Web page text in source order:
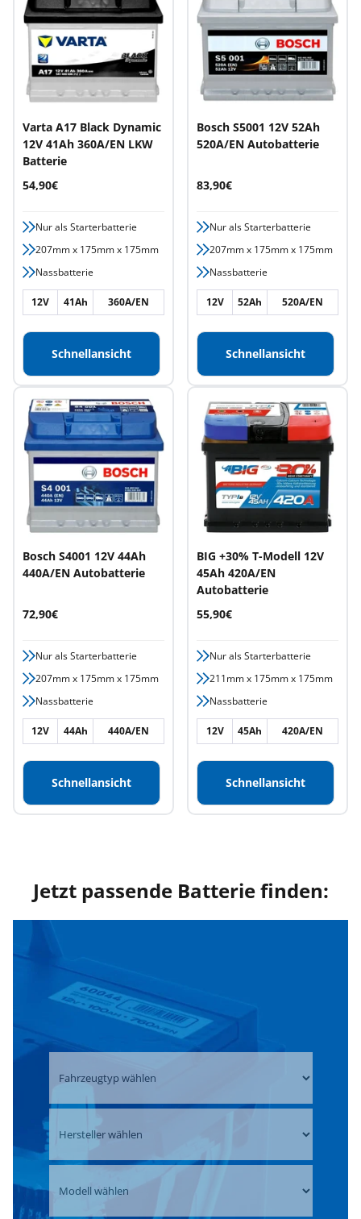
Varta A17 Black Dynamic
12V 41Ah 360A/EN LKW
Batterie
Angebotspreis
54,90€
Nur als Starterbatterie
207mm x 175mm x 175mm
Nassbatterie
12V 41Ah 360A/EN
Schnellansicht
Bosch S5001 12V 52Ah
520A/EN Autobatterie
Angebotspreis
83,90€
Nur als Starterbatterie
207mm x 175mm x 175mm
Nassbatterie
12V 52Ah 520A/EN
Schnellansicht
Bosch S4001 12V 44Ah
440A/EN Autobatterie
Angebotspreis
72,90€
Nur als Starterbatterie
207mm x 175mm x 175mm
Nassbatterie
12V 44Ah 440A/EN
Schnellansicht
BIG +30% T-Modell 12V
45Ah 420A/EN
Autobatterie
Angebotspreis
55,90€
Nur als Starterbatterie
211mm x 175mm x 175mm
Nassbatterie
12V 45Ah 420A/EN
Schnellansicht
Jetzt passende Batterie finden: